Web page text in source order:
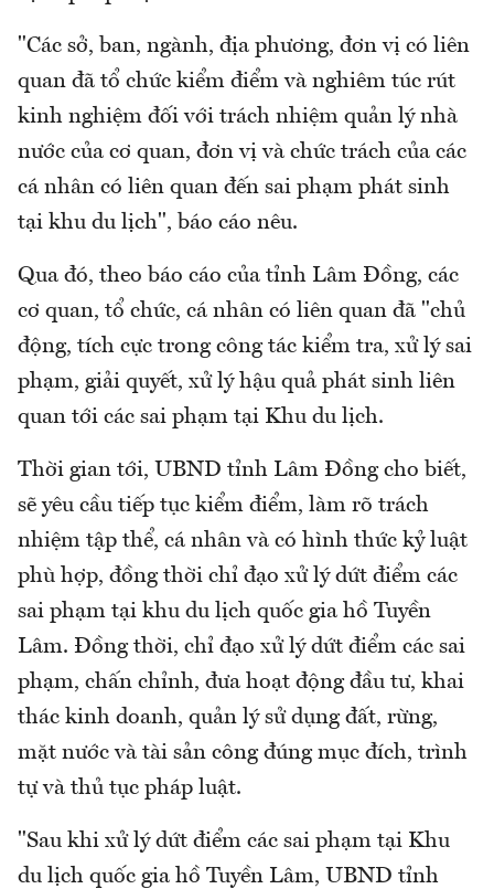
"Các sở, ban, ngành, địa phương, đơn vị có liên
quan đã tổ chức kiểm điểm và nghiêm túc rút
kinh nghiệm đối với trách nhiệm quản lý nhà
nước của cơ quan, đơn vị và chức trách của các
cá nhân có liên quan đến sai phạm phát sinh
tại khu du lịch", báo cáo nêu.
Qua đó, theo báo cáo của tỉnh Lâm Đồng, các
cơ quan, tổ chức, cá nhân có liên quan đã "chủ
động, tích cực trong công tác kiểm tra, xử lý sai
phạm, giải quyết, xử lý hậu quả phát sinh liên
quan tới các sai phạm tại Khu du lịch.
Thời gian tới, UBND tỉnh Lâm Đồng cho biết,
sẽ yêu cầu tiếp tục kiểm điểm, làm rõ trách
nhiệm tập thể, cá nhân và có hình thức kỷ luật
phù hợp, đồng thời chỉ đạo xử lý dứt điểm các
sai phạm tại khu du lịch quốc gia hồ Tuyền
Lâm. Đồng thời, chỉ đạo xử lý dứt điểm các sai
phạm, chấn chỉnh, đưa hoạt động đầu tư, khai
thác kinh doanh, quản lý sử dụng đất, rừng,
mặt nước và tài sản công đúng mục đích, trình
tự và thủ tục pháp luật.
"Sau khi xử lý dứt điểm các sai phạm tại Khu
du lịch quốc gia hồ Tuyền Lâm, UBND tỉnh